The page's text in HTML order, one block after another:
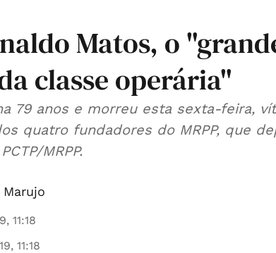
Matos, o
classe operária"
79 anos e morreu esta sexta-feira,
quatro fundadores do MRPP, que
MRPP.
Marujo
11:18
11:18